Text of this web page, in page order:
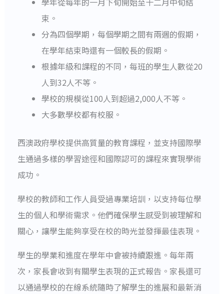
束。
分為四個學期，每個學期之間有兩週的假期，
在學年結束時還有一個較長的假期。
根據年級和課程的不同，每班的學生人數從20
人到32人不等。
學校的規模從100人到超過2,000人不等。
大多數學校都有校服。
西澳政府學校提供高質量的教育課程，並支持國際學
生通過多樣的學習途徑和國際認可的課程來實現學術
成功。
學校的教師和工作人員受過專業培訓，以支持每位學
生的個人和學術需求。他們確保學生感受到被理解和
關心，讓學生能夠享受在校的時光並發揮最佳表現。
學生的學業和進度在學年中會被持續跟進。每年兩
次，家長會收到有關學生表現的正式報告。家長還可
以通過學校的在線系統隨時了解學生的進展和最新消